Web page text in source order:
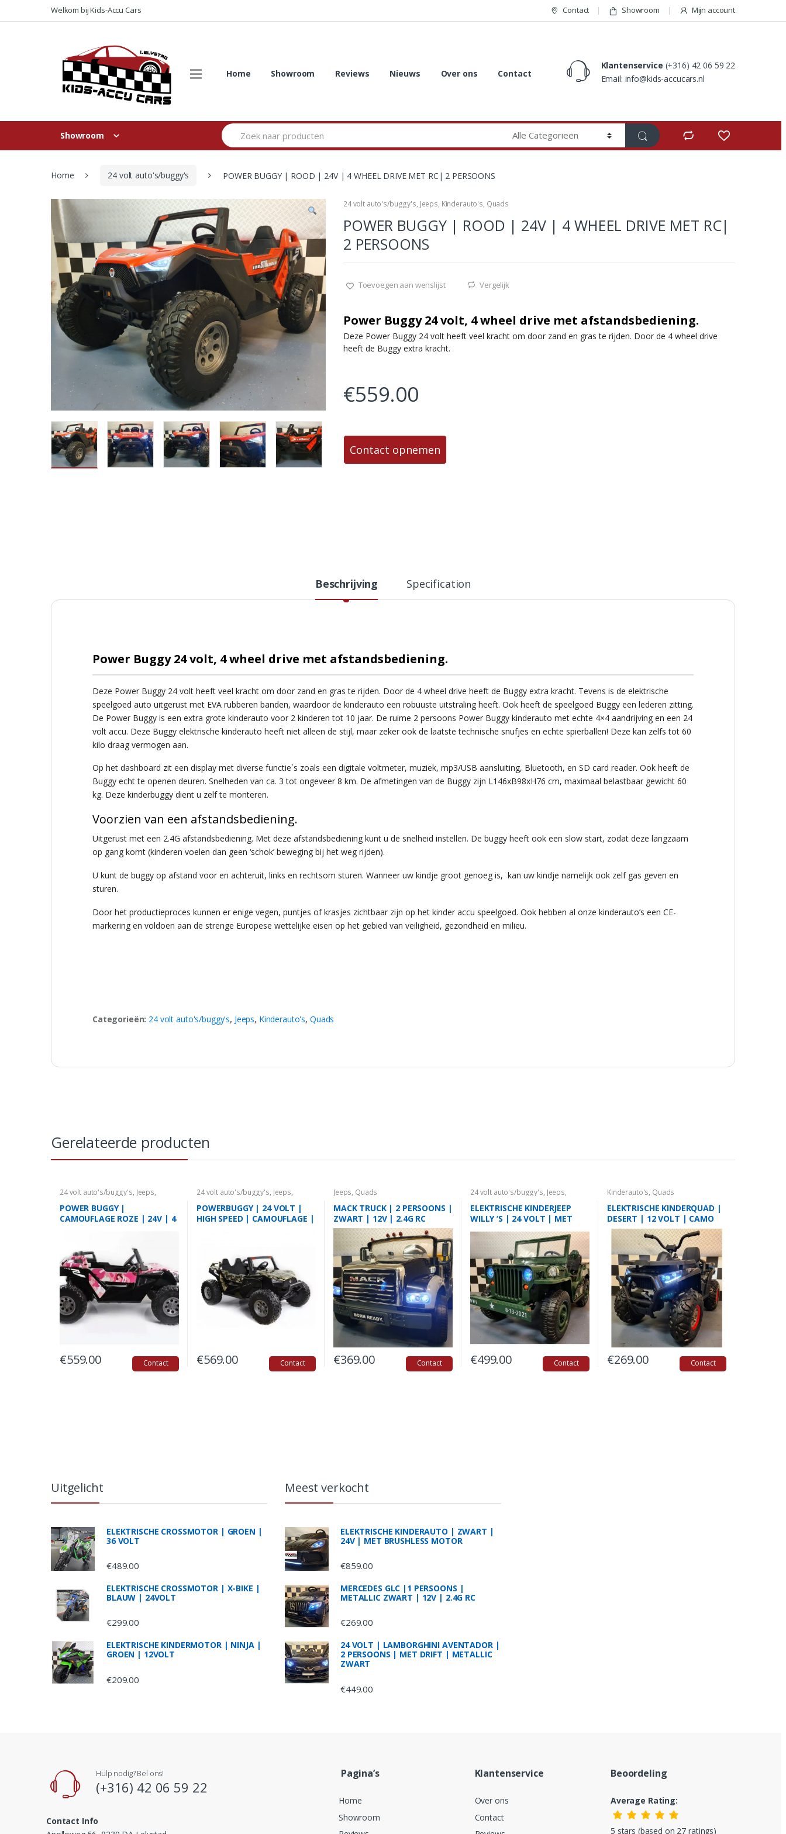
to
to
Welkom bij Kids-Accu Cars Contact Showroom Mijn account
Home Showroom Reviews Nieuws Over ons Contact
Klantenservice (+316) 42 06 59 22
Email: info@kids-accucars.nl
Showroom
Search
for:
Home 24 volt auto's/buggy's POWER BUGGY | ROOD | 24V | 4 WHEEL DRIVE MET RC| 2 PERSOONS
24 volt auto's/buggy's, Jeeps, Kinderauto's, Quads
POWER BUGGY | ROOD | 24V | 4 WHEEL DRIVE MET RC|
2 PERSOONS
Toevoegen aan wenslijst Vergelijk
Power Buggy 24 volt, 4 wheel drive met afstandsbediening.
Deze Power Buggy 24 volt heeft veel kracht om door zand en gras te rijden. Door de 4 wheel drive
heeft de Buggy extra kracht.
€559.00
Contact opnemen
Beschrijving Specification
Power Buggy 24 volt, 4 wheel drive met afstandsbediening.
Deze Power Buggy 24 volt heeft veel kracht om door zand en gras te rijden. Door de 4 wheel drive heeft de Buggy extra kracht. Tevens is de elektrische
speelgoed auto uitgerust met EVA rubberen banden, waardoor de kinderauto een robuuste uitstraling heeft. Ook heeft de speelgoed Buggy een lederen zitting.
De Power Buggy is een extra grote kinderauto voor 2 kinderen tot 10 jaar. De ruime 2 persoons Power Buggy kinderauto met echte 4×4 aandrijving en een 24
volt accu. Deze Buggy elektrische kinderauto heeft niet alleen de stijl, maar zeker ook de laatste technische snufjes en echte spierballen! Deze kan zelfs tot 60
kilo draag vermogen aan.
Op het dashboard zit een display met diverse functie`s zoals een digitale voltmeter, muziek, mp3/USB aansluiting, Bluetooth, en SD card reader. Ook heeft de
Buggy echt te openen deuren. Snelheden van ca. 3 tot ongeveer 8 km. De afmetingen van de Buggy zijn L146xB98xH76 cm, maximaal belastbaar gewicht 60
kg. Deze kinderbuggy dient u zelf te monteren.
Voorzien van een afstandsbediening.
Uitgerust met een 2.4G afstandsbediening. Met deze afstandsbediening kunt u de snelheid instellen. De buggy heeft ook een slow start, zodat deze langzaam
op gang komt (kinderen voelen dan geen ‘schok’ beweging bij het weg rijden).
U kunt de buggy op afstand voor en achteruit, links en rechtsom sturen. Wanneer uw kindje groot genoeg is, kan uw kindje namelijk ook zelf gas geven en
sturen.
Door het productieproces kunnen er enige vegen, puntjes of krasjes zichtbaar zijn op het kinder accu speelgoed. Ook hebben al onze kinderauto’s een CE-
markering en voldoen aan de strenge Europese wettelijke eisen op het gebied van veiligheid, gezondheid en milieu.
Categorieën: 24 volt auto's/buggy's, Jeeps, Kinderauto's, Quads
Gerelateerde producten
24 volt auto's/buggy's, Jeeps,
Quads
POWER BUGGY |
CAMOUFLAGE ROZE | 24V | 4
€559.00 Contact
24 volt auto's/buggy's, Jeeps,
Quads
POWERBUGGY | 24 VOLT |
HIGH SPEED | CAMOUFLAGE |
€569.00 Contact
Jeeps, Quads
MACK TRUCK | 2 PERSOONS |
ZWART | 12V | 2.4G RC
€369.00 Contact
24 volt auto's/buggy's, Jeeps,
ELEKTRISCHE KINDERJEEP
WILLY ‘S | 24 VOLT | MET
AFSTANDSBEDIENING| 3
PERSOONS
€499.00 Contact
Kinderauto's, Quads
ELEKTRISCHE KINDERQUAD |
DESERT | 12 VOLT | CAMO
GROEN
€269.00 Contact
Uitgelicht
ELEKTRISCHE CROSSMOTOR | GROEN |
36 VOLT
€489.00
ELEKTRISCHE CROSSMOTOR | X-BIKE |
BLAUW | 24VOLT
€299.00
ELEKTRISCHE KINDERMOTOR | NINJA |
GROEN | 12VOLT
€209.00
Meest verkocht
ELEKTRISCHE KINDERAUTO | ZWART |
24V | MET BRUSHLESS MOTOR
€859.00
MERCEDES GLC |1 PERSOONS |
METALLIC ZWART | 12V | 2.4G RC
€269.00
24 VOLT | LAMBORGHINI AVENTADOR |
2 PERSOONS | MET DRIFT | METALLIC
ZWART
€449.00
Hulp nodig? Bel ons!
(+316) 42 06 59 22
Contact Info
Pagina’s
Home
Showroom
Klantenservice
Over ons
Contact
Beoordeling
Average Rating:
5 stars (based on 27 ratings)